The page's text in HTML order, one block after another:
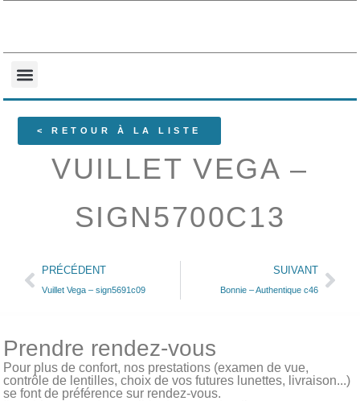
< RETOUR À LA LISTE
VUILLET VEGA –
SIGN5700C13
PRÉCÉDENT
Vuillet Vega – sign5691c09
SUIVANT
Bonnie – Authentique c46
Prendre rendez-vous
Pour plus de confort, nos prestations (examen de vue,
contrôle de lentilles, choix de vos futures lunettes, livraison...)
se font de préférence sur rendez-vous.